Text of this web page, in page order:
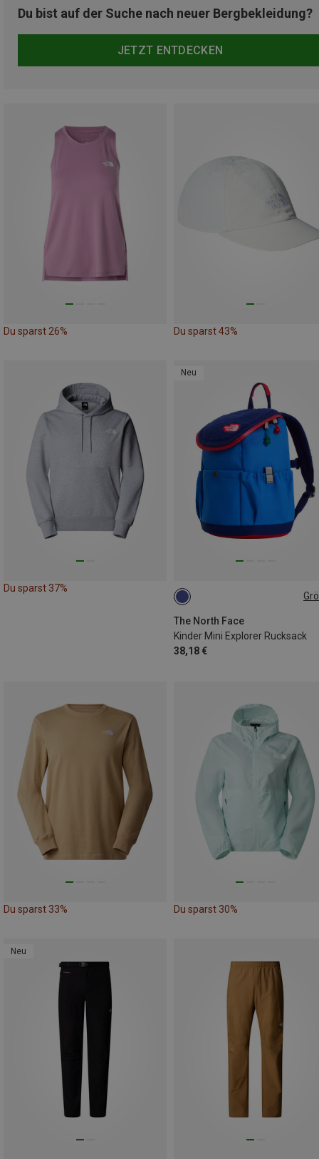
Du bist auf der Suche nach neuer Bergbekleidung?
JETZT ENTDECKEN
Du sparst 26% Du sparst 43%
Du sparst 37%
Neu
The North Face
Kinder Mini Explorer Rucksack
38,18 €
10L
Du sparst 33% Du sparst 30%
Neu